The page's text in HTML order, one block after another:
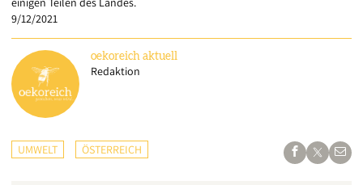
9/12/2021
oekoreich aktuell
Redaktion
UMWELT ÖSTERREICH